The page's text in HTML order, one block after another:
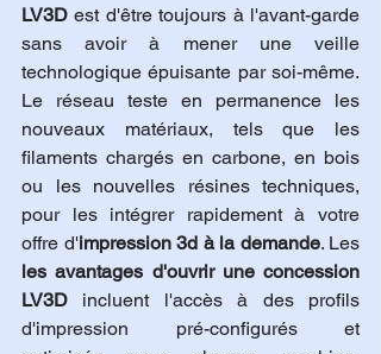
LV3D est d'être toujours à l'avant-garde
sans avoir à mener une veille
technologique épuisante par soi-même.
Le réseau teste en permanence les
nouveaux matériaux, tels que les
filaments chargés en carbone, en bois
ou les nouvelles résines techniques,
pour les intégrer rapidement à votre
offre d'impression 3d à la demande
les avantages d'ouvrir une concession
LV3D incluent l'accès à des profils
d'impression pré-configurés et